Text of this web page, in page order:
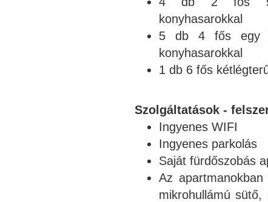
konyhasarokkal
5 db 4 fős egy
konyhasarokkal
1 db 6 fős
Szolgáltatások -
Ingyenes WIFI
Ingyenes parkolás
Saját fürdőszobás
Az
mikrohullámú